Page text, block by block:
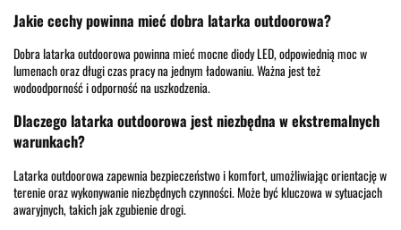
Jakie cechy powinna mieć dobra latarka outdoorowa?
Dobra latarka outdoorowa powinna mieć mocne diody LED, odpowiednią moc w
lumenach oraz długi czas pracy na jednym ładowaniu. Ważna jest też
wodoodporność i odporność na uszkodzenia.
Dlaczego latarka outdoorowa jest niezbędna w ekstremalnych
warunkach?
Latarka outdoorowa zapewnia bezpieczeństwo i komfort, umożliwiając orientację w
terenie oraz wykonywanie niezbędnych czynności. Może być kluczowa w sytuacjach
awaryjnych, takich jak zgubienie drogi.